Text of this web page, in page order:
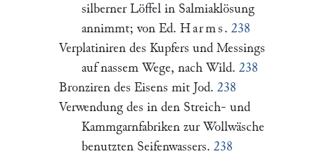
silberner Löffel in Salmiaklösung
annimmt; von Ed. Harms .238
Verplatiniren des Kupfers und Messings
auf nassem Wege, nach Wild. 238
Bronziren des Eisens mit Jod. 238
Verwendung des in den Streich- und
Kammgarnfabriken zur Wollwäsche
benutzten Seifenwassers. 238